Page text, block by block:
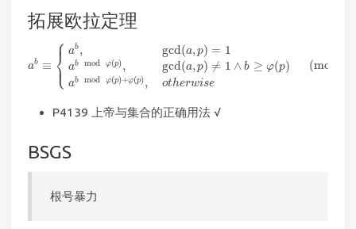
拓展欧拉定理
ab ≡ ⎧
⎪
⎨
⎪
⎩
ab , gcd(a, p) = 1
ab mod φ(p), gcd(a,p) ≠ 1 ∧ b ≥ φ(p)
ab mod φ(p)+φ(p), otherwise
(mod
ab gcd φ p gcd
P4139 上帝与集合的正确用法 √
BSGS
根号暴力